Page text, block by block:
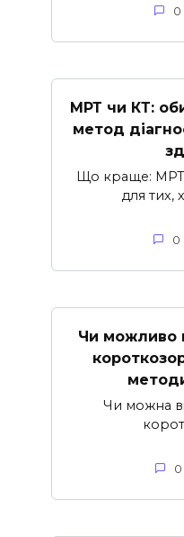
0
МРТ чи КТ:
метод
Що краще: МРТ
для тих,
0
Чи можливо
Чи можна
0